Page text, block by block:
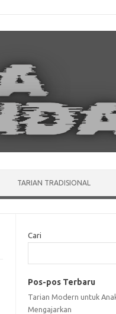
TARIAN TRADISIONAL
Cari
Pos-pos Terbaru
Tarian Modern untuk
Mengajarkan